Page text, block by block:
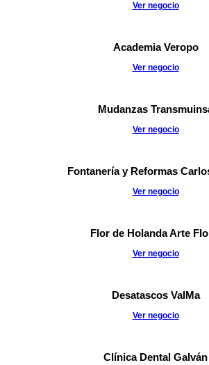
Ver negocio
Academia Veropo
Ver negocio
Mudanzas
Ver negocio
Fontanería y Reformas
Ver negocio
Flor de Holanda Arte
Ver negocio
Desatascos ValMa
Ver negocio
Clínica Dental Galván